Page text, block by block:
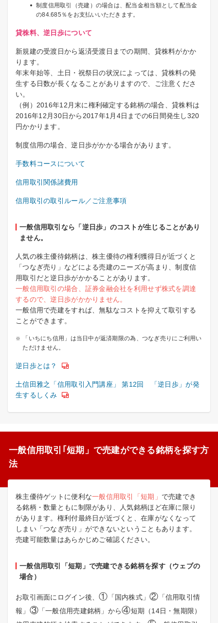
制度信用取引（売建）の場合は、配当金相当額として配当金
の84.685％をお支払いいただきます。
貸株料、逆日歩について
新規建の受渡日から返済受渡日までの期間、貸株料がかか
ります。
年末年始等、土日・祝祭日の状況によっては、貸株料の発
生する日数が長くなることがありますので、ご注意くださ
い。
（例）2016年12月末に権利確定する銘柄の場合、貸株料は
2016年12月30日から2017年1月4日までの6日間発生し320
円かかります。
制度信用の場合、逆日歩がかかる場合があります。
手数料コースについて
信用取引関係諸費用
信用取引の取引ルール／ご注意事項
一般信用取引なら「逆日歩」のコストが生じることがあり
ません。
人気の株主優待銘柄は、株主優待の権利獲得日が近づくと
「つなぎ売り」などによる売建のニーズが高まり、制度信
用取引だと逆日歩がかかることがあります。
一般信用取引の場合、証券金融会社を利用せず株式を調達
するので、逆日歩がかかりません。
一般信用で売建をすれば、無駄なコストを抑えて取引する
ことができます。
「いちにち信用」は当日中が返済期限の為、つなぎ売りにご利用い
ただけません。
逆日歩とは？
土信田雅之「信用取引入門講座」 第12回 「逆日歩」が発
生するしくみ
一般信用取引｢短期」で売建ができる銘柄を探す方
法
株主優待ゲットに便利な一般信用取引「短期」 で売建でき
る銘柄・数量ともに制限があり、人気銘柄ほど在庫に限り
があります。権利付最終日が近づくと、在庫がなくなって
しまい「つなぎ売り」ができないということもあります。
売建可能数量はあらかじめご確認ください。
一般信用取引「短期」で売建できる銘柄を探す（ウェブの
場合）
お取引画面にログイン後、① 「国内株式」② 「信用取引情
報」 ③「一般信用売建銘柄」から④短期（14日・無期限）